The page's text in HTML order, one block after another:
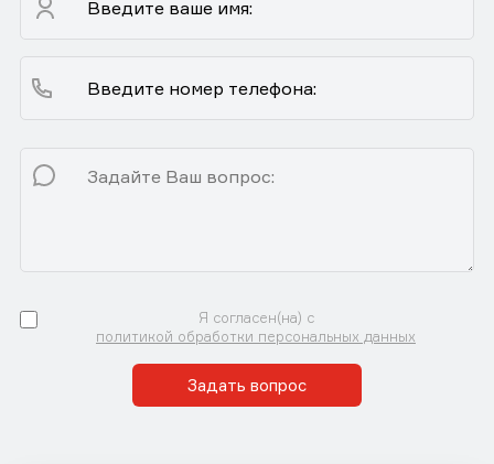
Я согласен(на) с
политикой обработки персональных данных
Задать вопрос